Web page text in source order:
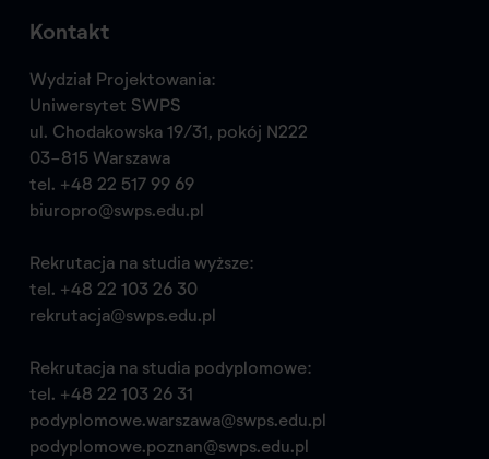
Kontakt
Wydział Projektowania:
Uniwersytet SWPS
ul. Chodakowska 19/31, pokój N222
03-815 Warszawa
tel. +48 22 517 99 69
biuropro@swps.edu.pl
Rekrutacja na studia wyższe:
tel. +48 22 103 26 30
rekrutacja@swps.edu.pl
Rekrutacja na studia podyplomowe:
tel. +48 22 103 26 31
podyplomowe.warszawa@swps.edu.pl
podyplomowe.poznan@swps.edu.pl